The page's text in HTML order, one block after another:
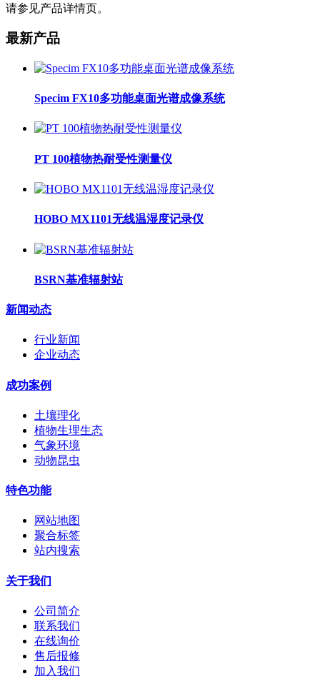
请参见产品详情页。
最新产品
Specim FX10多功能桌面光谱成像系统
PT 100植物热耐受性测量仪
HOBO MX1101无线温湿度记录仪
BSRN基准辐射站
新闻动态
行业新闻
企业动态
成功案例
土壤理化
植物生理生态
气象环境
动物昆虫
特色功能
网站地图
聚合标签
站内搜索
关于我们
公司简介
联系我们
在线询价
售后报修
加入我们